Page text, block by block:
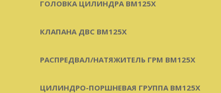
ГОЛОВКА ЦИЛИНДРА BM125X
КЛАПАНА ДВС BM125X
РАСПРЕДВАЛ/НАТЯЖИТЕЛЬ ГРМ BM125X
ЦИЛИНДРО-ПОРШНЕВАЯ ГРУППА BM125X